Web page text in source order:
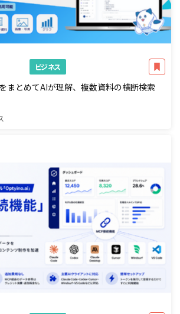
ビジネス
まとめてAIが理解、複数資料の横断検索